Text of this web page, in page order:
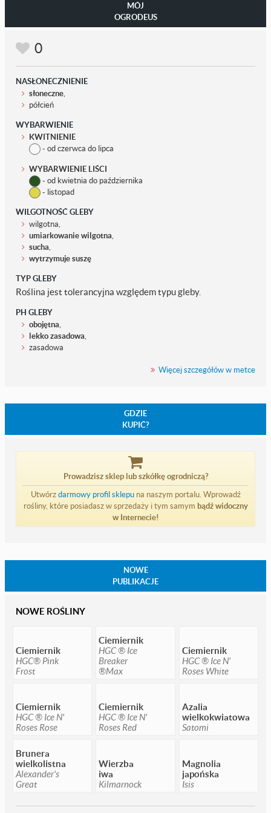
MÓJ
OGRODEUS
0
NASŁONECZNIENIE
słoneczne,
półcień
WYBARWIENIE
KWITNIENIE
- od czerwca do lipca
WYBARWIENIE LIŚCI
- od kwietnia do października
- listopad
WILGOTNOŚĆ GLEBY
wilgotna,
umiarkowanie wilgotna,
sucha,
wytrzymuje suszę
TYP GLEBY
Roślina jest tolerancyjna względem typu gleby.
PH GLEBY
obojętna,
lekko zasadowa,
zasadowa
Więcej szczegółów w metce
GDZIE
KUPIĆ?
Prowadzisz sklep lub szkółkę ogrodniczą?
Utwórzdarmowy profil sklepuna naszym portalu. Wprowadź
rośliny, które posiadasz w sprzedaży i tym samym bądź widoczny
w Internecie!
NOWE
PUBLIKACJE
NOWE ROŚLINY
Ciemiernik
HGC® Pink
Frost
Ciemiernik
HGC ® Ice
Breaker
®Max
Ciemiernik
HGC ® Ice N'
Roses White
Ciemiernik
HGC ® Ice N'
Roses Rose
Ciemiernik
HGC ® Ice N'
Roses Red
Azalia
wielkokwiatowa
Satomi
Brunera
wielkolistna
Alexander's
Great
Wierzba
iwa
Kilmarnock
Magnolia
japońska
Isis